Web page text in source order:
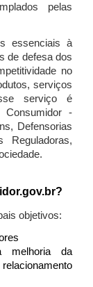
pelas
essenciais à
de defesa dos
no
serviços
serviço é
Consumidor -
Defensorias
Reguladoras,
objetivos:
melhoria da